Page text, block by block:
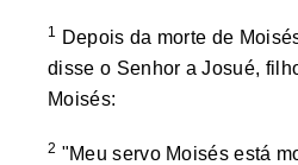
1 Depois da morte de
disse o Senhor a Josué,
Moisés:
2 "Meu servo Moisés está